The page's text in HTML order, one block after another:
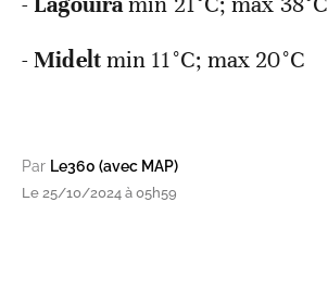
-Mideltmin 11°C; max 20°C
Par Le360 (avec MAP)
Le 25/10/2024 à 05h59